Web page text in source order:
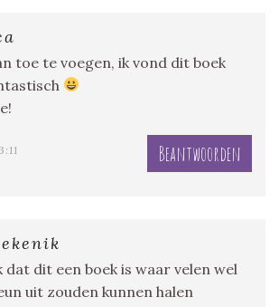
toe te voegen, ik vond dit boek
Beantwoorden
dat dit een boek is waar velen wel
uit zouden kunnen halen